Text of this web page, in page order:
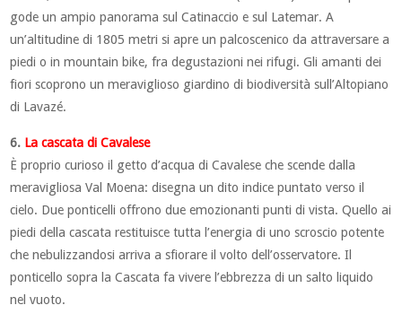
gode un ampio panorama sul Catinaccio e sul Latemar. A
un’altitudine di 1805 metri si apre un palcoscenico da attraversare a
piedi o in mountain bike, fra degustazioni nei rifugi. Gli amanti dei
fiori scoprono un meraviglioso giardino di biodiversità sull’Altopiano
di Lavazé.
6. La cascata di Cavalese
È proprio curioso il getto d’acqua di Cavalese che scende dalla
meravigliosa Val Moena: disegna un dito indice puntato verso il
cielo. Due ponticelli offrono due emozionanti punti di vista. Quello ai
piedi della cascata restituisce tutta l’energia di uno scroscio potente
che nebulizzandosi arriva a sfiorare il volto dell’osservatore. Il
ponticello sopra la Cascata fa vivere l’ebbrezza di un salto liquido
nel vuoto.